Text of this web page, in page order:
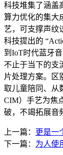
科技堆集了涵盖
算力优化的集大
艺，可支撑声纹
科技提出的
到IoT时代蓝牙
不止于当下的支
片处理方案。区
取儿童陪同、从
CIM）手艺为焦
破，不竭拓展音
上一篇：
更是
下一篇： 为人使